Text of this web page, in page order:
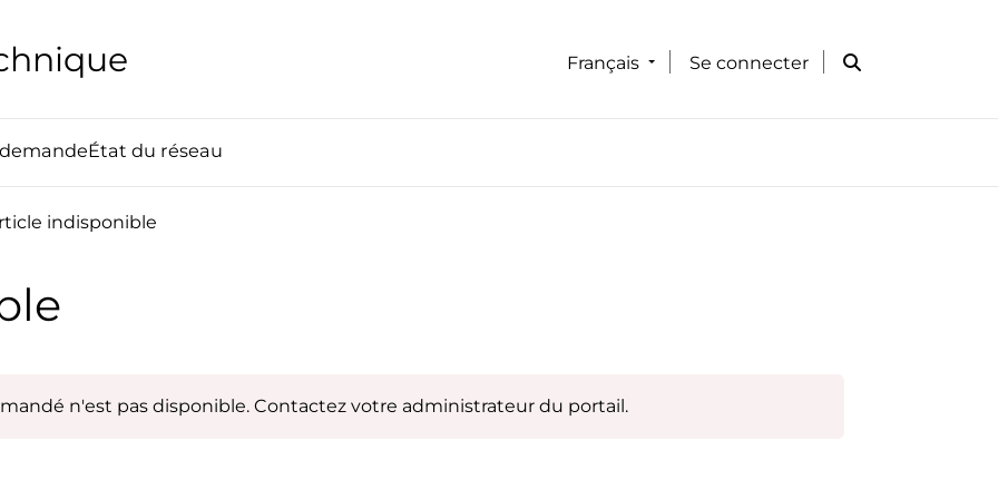
Français Se connecter
État du réseau
indisponible
n'est pas disponible. Contactez votre administrateur du portail.